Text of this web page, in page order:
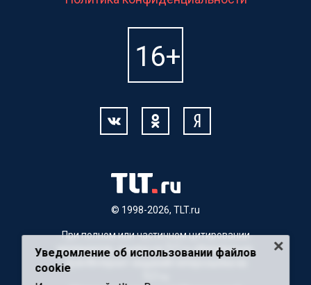
© 1998-2026, TLT.ru
При полном или частичном цитировании
материалов, ссылка на TLT.ru обязательна.
Уведомление об использовании файлов
cookie